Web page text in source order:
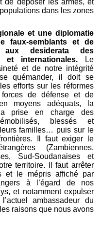
dans les zones
et une diplomatie
faux-semblants et de
aux desiderata des
et internationales.
Le
et de notre intégrité
quémander, il doit se
efforts sur les réformes
de défense et de
moyens adéquats, la
prise en charge des
blessés et
familles… puis sur le
Il faut exiger le
(Zambiennes,
Sud-Soudanaises et
territoire. Il faut arrêter
et le mépris affiché par
à l’égard de nos
et notamment expulser
ambassadeur du
raisons que nous avons